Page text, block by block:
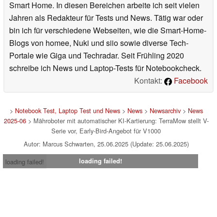
Smart Home. In diesen Bereichen arbeite ich seit vielen
Jahren als Redakteur für Tests und News. Tätig war oder
bin ich für verschiedene Webseiten, wie die Smart-Home-
Blogs von homee, Nuki und siio sowie diverse Tech-
Portale wie Giga und Techradar. Seit Frühling 2020
schreibe ich News und Laptop-Tests für Notebookcheck.
Kontakt:
Facebook
> Notebook Test, Laptop Test und News> News> Newsarchiv> News
2025-06> Mähroboter mit automatischer KI-Kartierung: TerraMow stellt V-
Serie vor, Early-Bird-Angebot für V1000
Autor: Marcus Schwarten, 25.06.2025 (Update: 25.06.2025)
loading failed!
loading failed!